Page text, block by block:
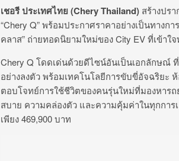
เชอรี ประเทศไทย (Chery Thailand) สร้างปร
“Chery Q” พร้อมประกาศราคาอย่างเป็นทางก
คลาส” ถ่ายทอดนิยามใหม่ของ City EV ที่เข้าใ
Chery Q โดดเด่นด้วยดีไซน์อันเป็นเอกลักษณ์
อย่างลงตัว พร้อมเทคโนโลยีการขับขี่อัจฉริยะ
ตอบโจทย์การใช้ชีวิตของคนรุ่นใหม่ที่มองหาร
สบาย ความคล่องตัว และความคุ้มค่าในทุกการ
เพียง 469,900 บาท